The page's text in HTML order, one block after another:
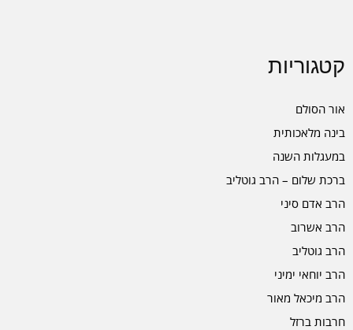
קטגוריות
אור הסולם
בינה מלאכותית
במעגלות השנה
ברכת שלום – הרב גוטליב
הרב אדם סיני
הרב אשרוב
הרב גוטליב
הרב יוחאי ימיני
הרב מיכאל מאור
חרבות ברזל